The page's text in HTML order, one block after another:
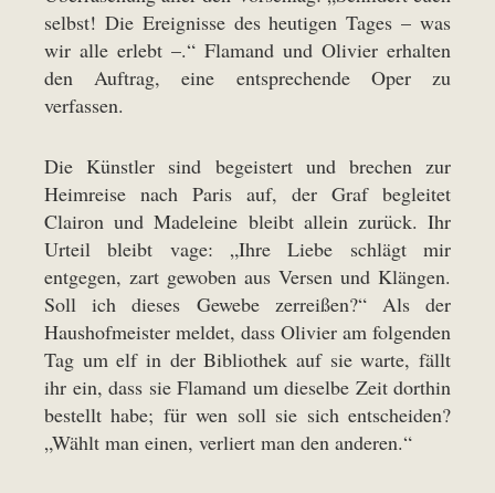
selbst! Die Ereignisse des heutigen Tages – was
wir alle erlebt –.“ Flamand und Olivier erhalten
den Auftrag, eine entsprechende Oper zu
verfassen.
Die Künstler sind begeistert und brechen zur
Heimreise nach Paris auf, der Graf begleitet
Clairon und Madeleine bleibt allein zurück. Ihr
Urteil bleibt vage: „Ihre Liebe schlägt mir
entgegen, zart gewoben aus Versen und Klängen.
Soll ich dieses Gewebe zerreißen?“ Als der
Haushofmeister meldet, dass Olivier am folgenden
Tag um elf in der Bibliothek auf sie warte, fällt
ihr ein, dass sie Flamand um dieselbe Zeit dorthin
bestellt habe; für wen soll sie sich entscheiden?
„Wählt man einen, verliert man den anderen.“